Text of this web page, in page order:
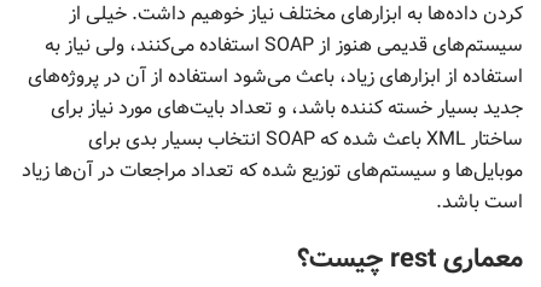
کردن داده‌ها به ابزارهای مختلف نیاز خوهیم داشت. خیلی از
سیستم‌های قدیمی هنوز از SOAP استفاده می‌کنند، ولی نیاز به
استفاده از ابزارهای زیاد، باعث می‌شود استفاده از آن در پروژه‌های
جدید بسیار خسته کننده باشد، و تعداد بایت‌های مورد نیاز برای
ساختار XML باعث شده که SOAP انتخاب بسیار بدی برای
موبایل‌ها و سیستم‌های توزیع شده که تعداد مراجعات در آن‌ها زیاد
است باشد.
معماری rest چیست؟